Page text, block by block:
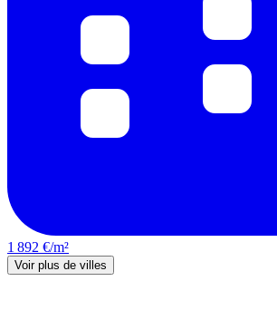
1 892 €/m²
Voir plus de villes